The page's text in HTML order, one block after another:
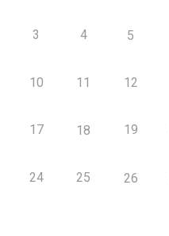
3 4 5
10 11 12
17 18 19
24 25 26